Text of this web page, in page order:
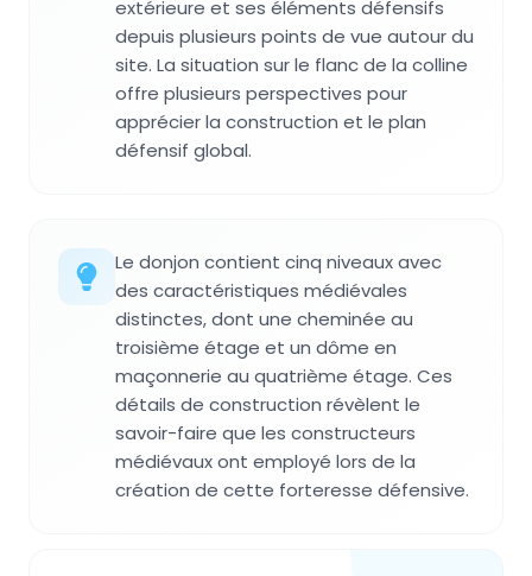
extérieure et ses éléments défensifs
depuis plusieurs points de vue autour du
site. La situation sur le flanc de la colline
offre plusieurs perspectives pour
apprécier la construction et le plan
défensif global.
Le donjon contient cinq niveaux avec
des caractéristiques médiévales
distinctes, dont une cheminée au
troisième étage et un dôme en
maçonnerie au quatrième étage. Ces
détails de construction révèlent le
savoir-faire que les constructeurs
médiévaux ont employé lors de la
création de cette forteresse défensive.